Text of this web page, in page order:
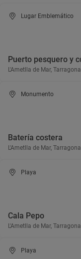
Lugar Emblemático
Puerto pesquero y
L'Ametlla de Mar, Tarragona
Monumento
Batería costera
L'Ametlla de Mar, Tarragona
Playa
Cala Pepo
L'Ametlla de Mar, Tarragona
Playa